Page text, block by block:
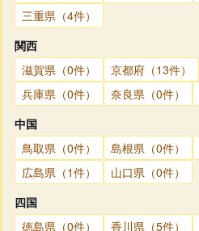
三重県（4件）
関西
滋賀県（0件）
京都府（13件）
兵庫県（0件）
奈良県（0件）
中国
鳥取県（0件）
島根県（0件）
広島県（1件）
山口県（0件）
四国
徳島県（0件）
香川県（5件）